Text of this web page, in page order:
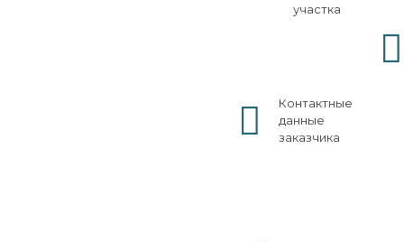
участка
Контактные
данные
заказчика